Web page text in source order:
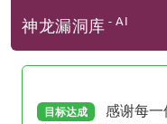
神龙漏洞库 - AI
目标达成
感谢每